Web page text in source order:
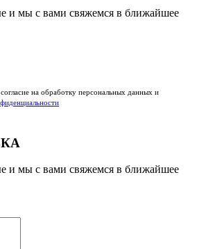
и мы с вами свяжемся в ближайшее
на обработку персональных данных и
и мы с вами свяжемся в ближайшее